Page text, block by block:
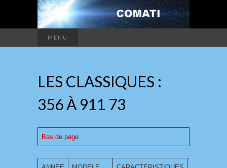
MENU
LES CLASSIQUES :
356 À 911 73
Bas de page